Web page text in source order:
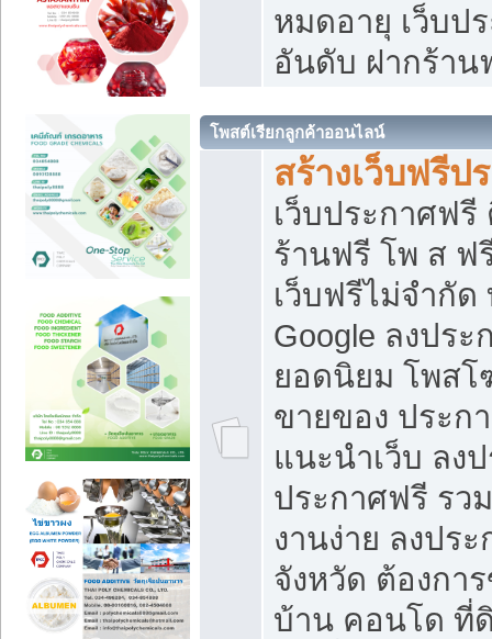
หมดอายุ เว็บป
อันดับ ฝากร้าน
โพสต์เรียกลูกค้าออนไลน์
สร้างเว็บฟรีป
เว็บประกาศฟ
ร้านฟรี โพ ส ฟ
เว็บฟรีไม่จำกัด
Google ลงประ
ยอดนิยม โพส
ขายของ ประก
แนะนำเว็บ ลง
ประกาศฟรี รว
งานง่าย ลงปร
จังหวัด ต้องกา
บ้าน คอนโด ที่